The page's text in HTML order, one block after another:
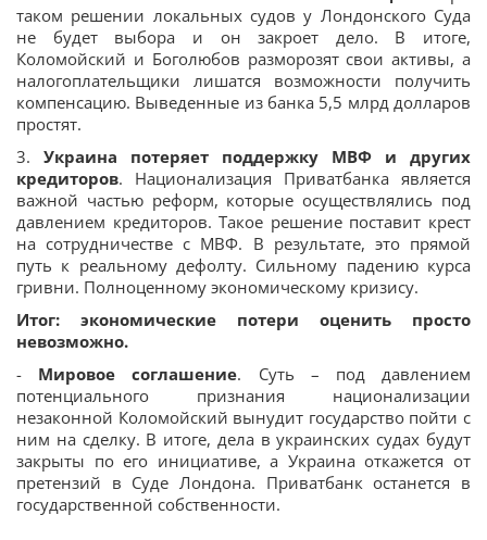
таком решении локальных судов у Лондонского Суда
не будет выбора и он закроет дело. В итоге,
Коломойский и Боголюбов разморозят свои активы, а
налогоплательщики лишатся возможности получить
компенсацию. Выведенные из банка 5,5 млрд долларов
простят.
3. Украина потеряет поддержку МВФ и других
кредиторов. Национализация Приватбанка является
важной частью реформ, которые осуществлялись под
давлением кредиторов. Такое решение поставит крест
на сотрудничестве с МВФ. В результате, это прямой
путь к реальному дефолту. Сильному падению курса
гривни. Полноценному экономическому кризису.
Итог: экономические потери оценить просто
невозможно.
- Мировое соглашение. Суть – под давлением
потенциального признания национализации
незаконной Коломойский вынудит государство пойти с
ним на сделку. В итоге, дела в украинских судах будут
закрыты по его инициативе, а Украина откажется от
претензий в Суде Лондона. Приватбанк останется в
государственной собственности.